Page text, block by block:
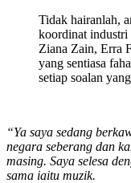
Tidak hairanlah,
koordinat industri
Ziana Zain, Erra
yang sentiasa
setiap soalan
“Ya saya sedang
negara seberang dan
masing. Saya selesa
sama iaitu muzik.